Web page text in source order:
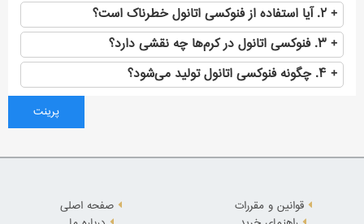
۲. آیا استفاده از فنوکسی اتانول خطرناک است؟
۳. فنوکسی اتانول در کرم‌ها چه نقشی دارد؟
۴. چگونه فنوکسی اتانول تولید می‌شود؟
پرینت
قوانین و مقررات
صفحه اصلی